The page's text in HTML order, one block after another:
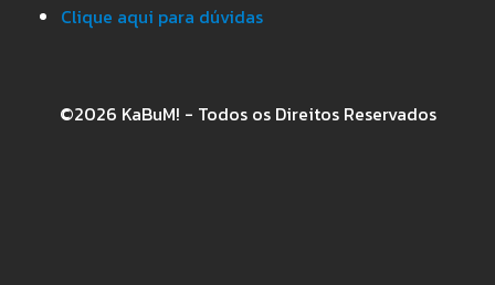
Clique aqui para dúvidas
©2026 KaBuM! - Todos os Direitos Reservados